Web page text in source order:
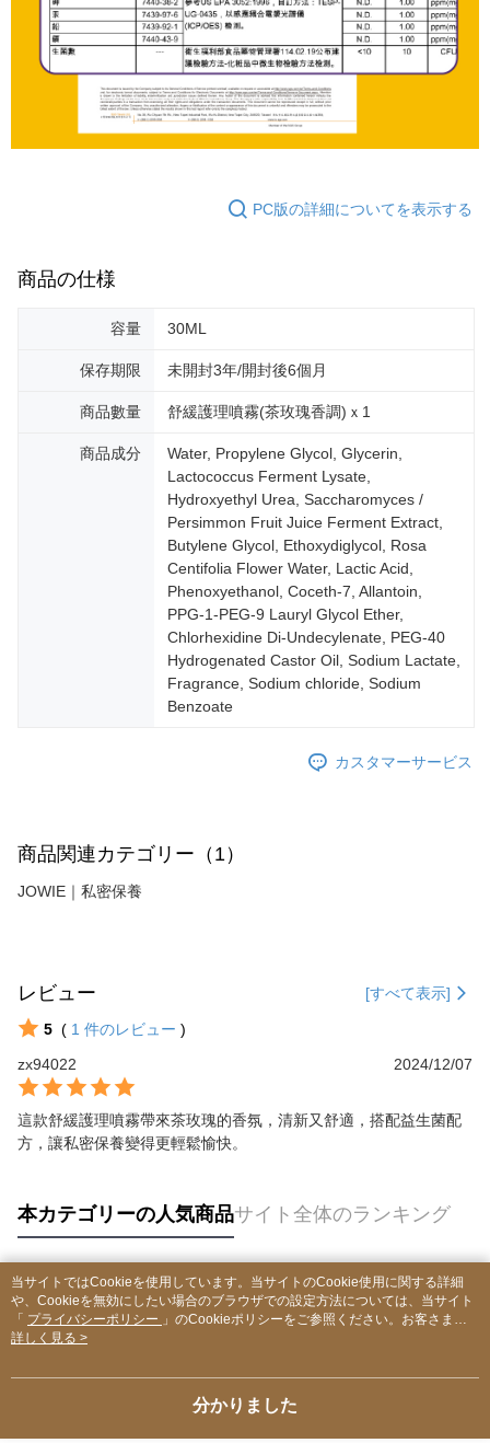
PC版の詳細についてを表示する
商品の仕様
容量 30ML
保存期限 未開封3年/開封後6個月
商品數量 舒緩護理噴霧(茶玫瑰香調)ｘ1
商品成分
Water, Propylene Glycol, Glycerin,
Lactococcus Ferment Lysate,
Hydroxyethyl Urea, Saccharomyces /
Persimmon Fruit Juice Ferment Extract,
Butylene Glycol, Ethoxydiglycol, Rosa
Centifolia Flower Water, Lactic Acid,
Phenoxyethanol, Coceth-7, Allantoin,
PPG-1-PEG-9 Lauryl Glycol Ether,
Chlorhexidine Di-Undecylenate, PEG-40
Hydrogenated Castor Oil, Sodium Lactate,
Fragrance, Sodium chloride, Sodium
Benzoate
カスタマーサービス
商品関連カテゴリー（1）
JOWIE｜私密保養
レビュー [すべて表示]
5 ( 1 件のレビュー )
zx94022
2024/12/07
這款舒緩護理噴霧帶來茶玫瑰的香氛，清新又舒適，搭配益生菌配
方，讓私密保養變得更輕鬆愉快。
本カテゴリーの人気商品サイト全体のランキング
人気タグ
当サイトではCookieを使用しています。当サイトのCookie使用に関する詳細
や、Cookieを無効にしたい場合のブラウザでの設定方法については、当サイト
「 プライバシーポリシー 」のCookieポリシーをご参照ください。お客さま
が、当サイトを引き続き使用される場合、当社がサイト利用規約のCookieポリ
詳しく見る >
分かりました